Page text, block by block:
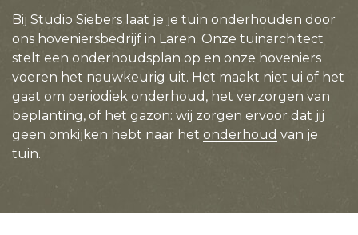
Bij Studio Siebers laat je je tuin onderhouden door
ons hoveniersbedrijf in Laren. Onze tuinarchitect
stelt een onderhoudsplan op en onze hoveniers
voeren het nauwkeurig uit. Het maakt niet ui of het
gaat om periodiek onderhoud, het verzorgen van
beplanting, of het gazon: wij zorgen ervoor dat jij
geen omkijken hebt naar het onderhoud van je
tuin.